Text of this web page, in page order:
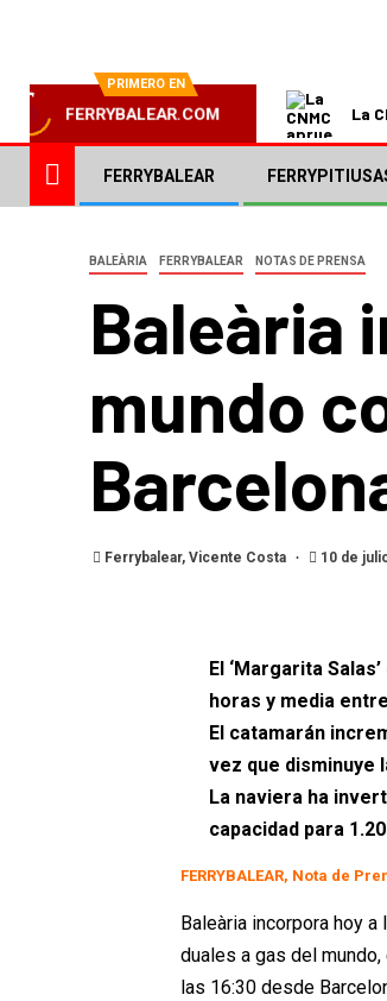
PRIMERO EN
FERRYBALEAR.COM La
FERRYBALEAR
BALEÀRIA FERRYBALEAR NOTAS DE PRENSA
Baleària
mundo
Ferrybalear, Vicente Costa 10 de
El ‘Margarita
horas y media
El catamarán
vez que disminuye
La naviera ha
capacidad para
FERRYBALEAR, Nota de
Baleària incorpora hoy
duales a gas del mundo,
las 16:30 desde